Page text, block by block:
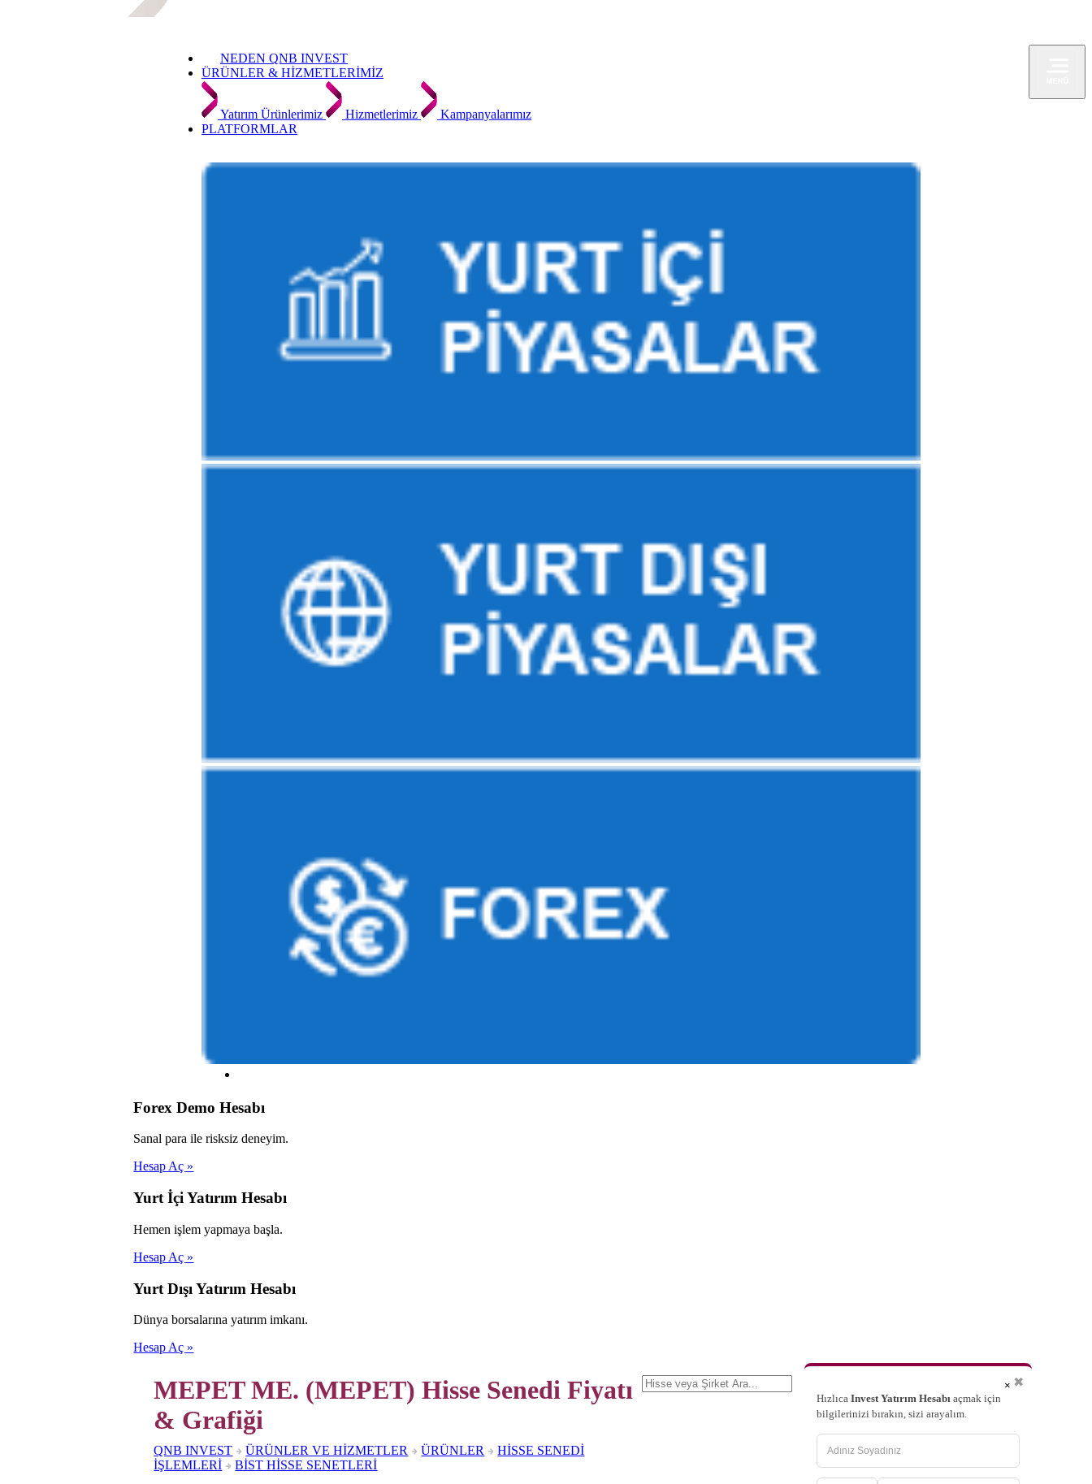
NEDEN QNB INVEST
ÜRÜNLER & HİZMETLERİMİZ
Yatırım Ürünlerimiz Hizmetlerimiz
Kampanyalarımız
PLATFORMLAR
Forex Demo Hesabı
Sanal para ile risksiz deneyim.
Hesap Aç »
Yurt İçi Yatırım Hesabı
Hemen işlem yapmaya başla.
Hesap Aç »
Yurt Dışı Yatırım Hesabı
Dünya borsalarına yatırım imkanı.
Hesap Aç »
MEPET ME. (MEPET) Hisse SenediFiyatı
& Grafiği
QNB INVEST ÜRÜNLER VE HİZMETLER ÜRÜNLER
HİSSE SENEDİ
İŞLEMLERİ
BİST HİSSE SENETLERİ
✖
Hızlıca Invest Yatırım Hesabıaçmak için
bilgilerinizi bırakın, sizi arayalım.
×